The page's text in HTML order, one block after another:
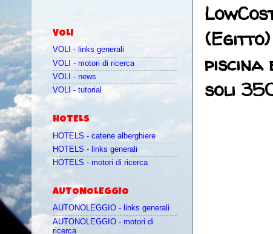
piscina
soli
VOLI
VOLI - links generali
VOLI - motori di ricerca
VOLI - news
VOLI - tutorial
HOTELS
HOTELS - catene alberghiere
HOTELS - links generali
HOTELS - motori di ricerca
AUTONOLEGGIO
AUTONOLEGGIO - links generali
AUTONOLEGGIO - motori di
ricerca